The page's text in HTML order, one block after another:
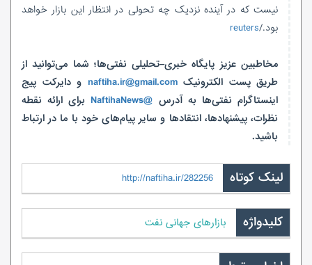
نیست که در آینده نزدیک چه تحولی در انتظار این بازار خواهد
بود./reuters
مخاطبین عزیز پایگاه خبری–تحلیلی نفتی‌ها؛ شما می‌توانید از
طریق پست الکترونیکnaftiha.ir@gmail.com و دایرکت پیج
اینستاگرام نفتی‌ها به آدرس @NaftihaNews
برای ارائه نقطه
نظرات، پیشنهادها، انتقادها و سایر پیام‌های خود با ما در ارتباط
باشید.
لینک کوتاه http://naftiha.ir/282256
کلیدواژه بازارهای جهانی نفت